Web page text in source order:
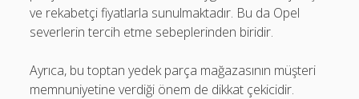
ve rekabetçi fiyatlarla sunulmaktadır. Bu da Opel
severlerin tercih etme sebeplerinden biridir.
Ayrıca, bu toptan yedek parça mağazasının müşteri
memnuniyetine verdiği önem de dikkat çekicidir.